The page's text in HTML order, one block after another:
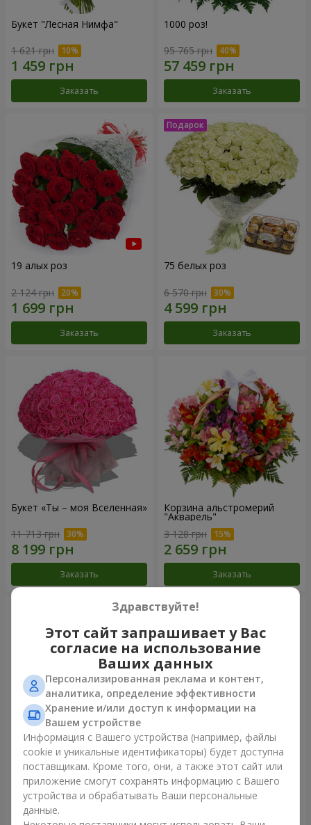
Букет "Лесная Нимфа"
1 621 грн
Заказать
1000 роз!
95 765 грн
Заказать
19 алых роз
2 124 грн
Заказать
75 белых роз
6 570 грн
Заказать
Букет «Ты – моя Вселенная»
11 713 грн
Заказать
Корзина альстромерий
"Акварель"
3 128 грн
Заказать
151 красная роза
14 835 грн
101 разноцветная роза
8 152 грн
Здравствуйте!
Этот сайт запрашивает у Вас
согласие на использование
Ваших данных
Персонализированная реклама и контент,
аналитика, определение эффективности
Хранение и/или доступ к информации на
Вашем устройстве
Информация с Вашего устройства (например, файлы
cookie и уникальные идентификаторы) будет доступна
поставщикам. Кроме того, они, а также этот сайт или
приложение смогут сохранять информацию с Вашего
устройства и обрабатывать Ваши персональные
данные.